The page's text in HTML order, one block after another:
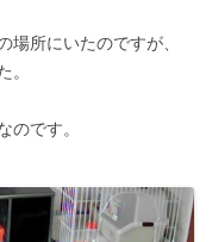
場所にいたのですが、
。
のです。